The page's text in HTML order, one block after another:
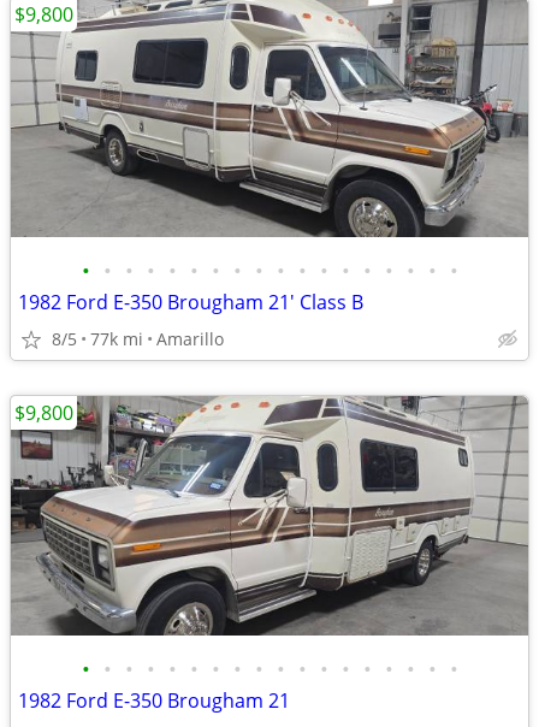
• • • • • • • • • • • • • • • • • •
1982 Ford E-350 Brougham 21' Class B
8/5 77k mi Amarillo
$9,800
• • • • • • • • • • • • • • • • • •
1982 Ford E-350 Brougham 21
$9,800